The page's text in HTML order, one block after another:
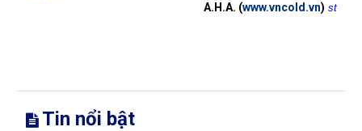
A.H.A. (www.vncold.vn) st
Tin nổi bật